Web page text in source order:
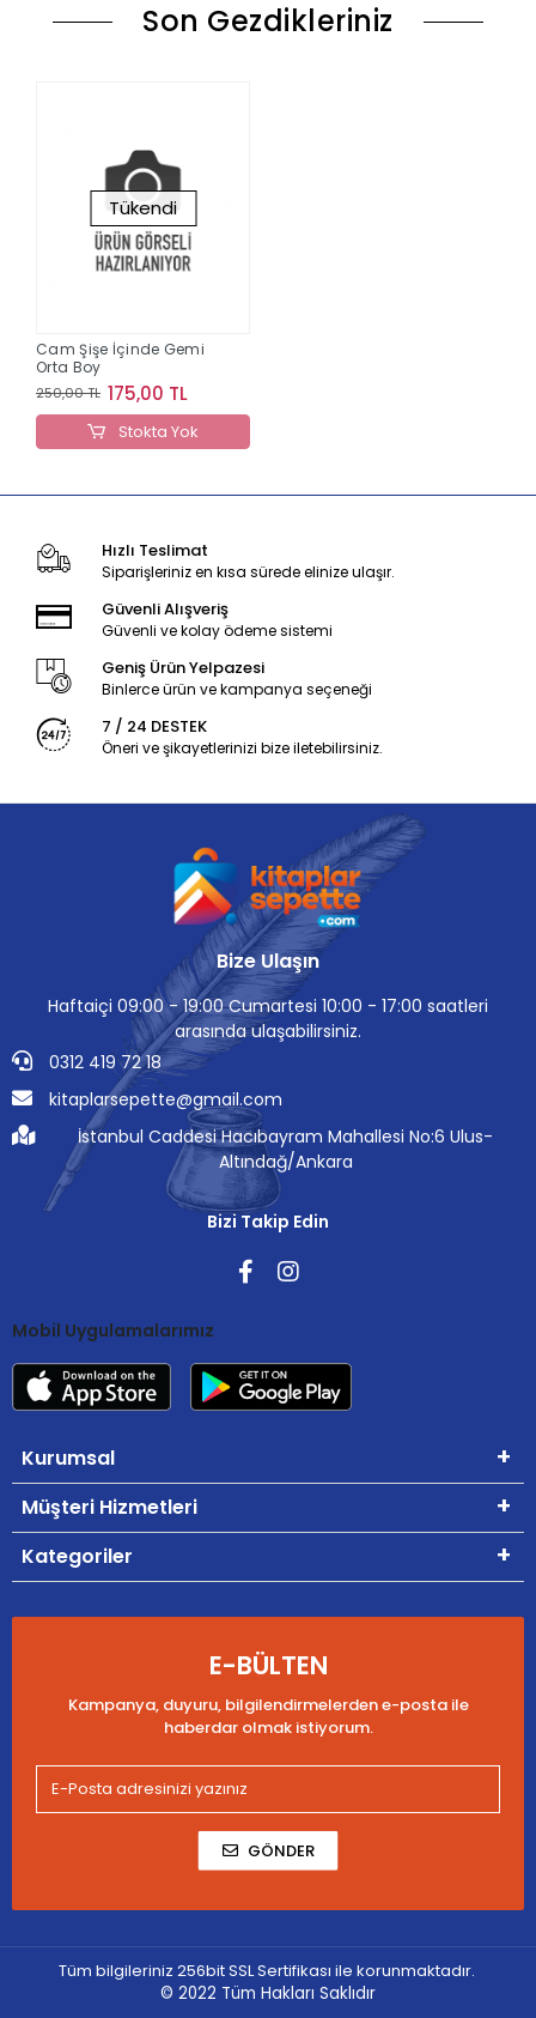
Son Gezdikleriniz
Tükendi
Cam Şişe İçinde Gemi
Orta Boy
250,00 TL 175,00 TL
Stokta Yok
Hızlı Teslimat
Siparişleriniz en kısa sürede elinize ulaşır.
Güvenli Alışveriş
Güvenli ve kolay ödeme sistemi
Geniş Ürün Yelpazesi
Binlerce ürün ve kampanya seçeneği
7 / 24 DESTEK
Öneri ve şikayetlerinizi bize iletebilirsiniz.
Bize Ulaşın
Haftaiçi 09:00 - 19:00 Cumartesi 10:00 - 17:00 saatleri
arasında ulaşabilirsiniz.
0312 419 72 18
kitaplarsepette@gmail.com
İstanbul Caddesi Hacıbayram Mahallesi No:6 Ulus-
Altındağ/Ankara
Bizi Takip Edin
Mobil Uygulamalarımız
Kurumsal
Müşteri Hizmetleri
Kategoriler
E-BÜLTEN
Kampanya, duyuru, bilgilendirmelerden e-posta ile
haberdar olmak istiyorum.
GÖNDER
Tüm bilgileriniz 256bit SSL Sertifikası ile korunmaktadır.
© 2022 Tüm Hakları Saklıdır